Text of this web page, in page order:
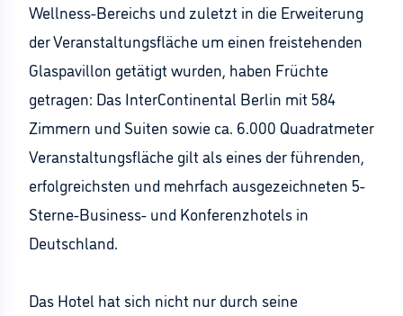
Wellness-Bereichs und zuletzt in die Erweiterung
der Veranstaltungsfläche um einen freistehenden
Glaspavillon getätigt wurden, haben Früchte
getragen: Das InterContinental Berlin mit 584
Zimmern und Suiten sowie ca. 6.000 Quadratmeter
Veranstaltungsfläche gilt als eines der führenden,
erfolgreichsten und mehrfach ausgezeichneten 5-
Sterne-Business- und Konferenzhotels in
Deutschland.
Das Hotel hat sich nicht nur durch seine